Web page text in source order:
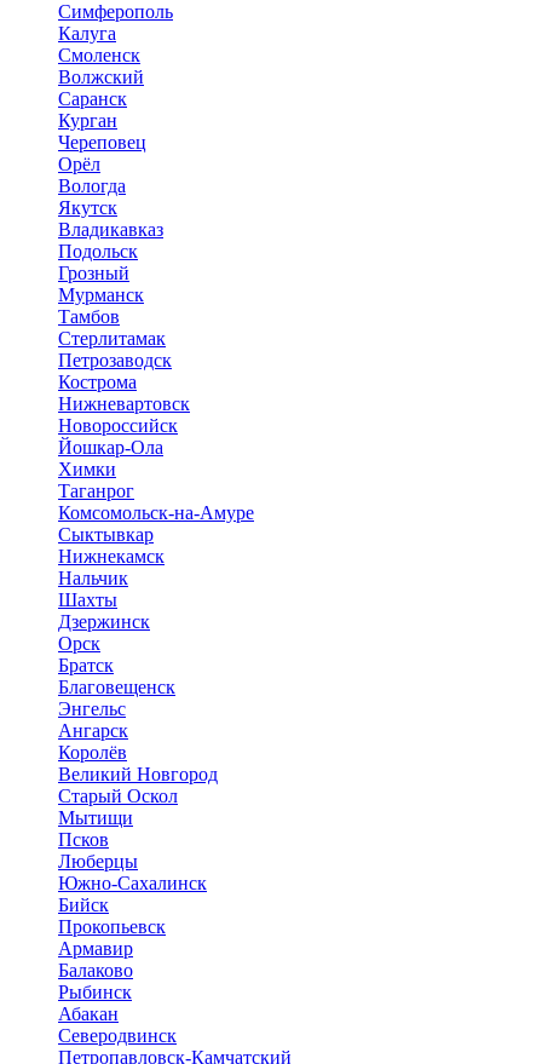
Симферополь
Калуга
Смоленск
Волжский
Саранск
Курган
Череповец
Орёл
Вологда
Якутск
Владикавказ
Подольск
Грозный
Мурманск
Тамбов
Стерлитамак
Петрозаводск
Кострома
Нижневартовск
Новороссийск
Йошкар-Ола
Химки
Таганрог
Комсомольск-на-Амуре
Сыктывкар
Нижнекамск
Нальчик
Шахты
Дзержинск
Орск
Братск
Благовещенск
Энгельс
Ангарск
Королёв
Великий Новгород
Старый Оскол
Мытищи
Псков
Люберцы
Южно-Сахалинск
Бийск
Прокопьевск
Армавир
Балаково
Рыбинск
Абакан
Северодвинск
Петропавловск-Камчатский